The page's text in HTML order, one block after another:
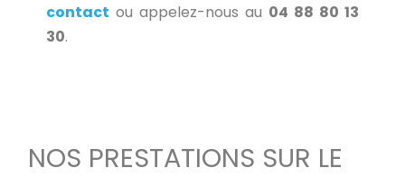
contact ou appelez-nous au 04 88 80 13
30.
NOS PRESTATIONS SUR LE